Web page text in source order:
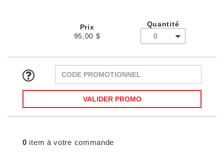
Prix
95,00 $
Quantité
0
VALIDER PROMO
0 item à votre commande